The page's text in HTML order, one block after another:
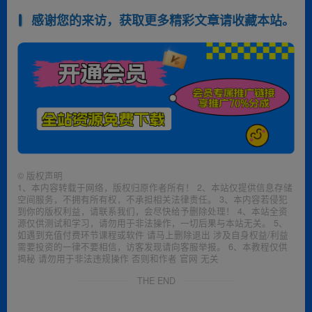
感谢您的来访，获取更多精彩文章请收藏本站。
© 版权声明
1、本内容转载于网络，版权归原作者所有！ 2、本站仅提供信息存储
空间服务，不拥有所有权，不承担相关法律责任。 3、本内容若侵犯
到你的版权利益，请联系我们，会尽快给予删除处理！ 4、本站全资
源仅供测试和学习，请勿用于非法操作，一切后果与本站无关。 5、
如遇到充值付费环节课程或软件 请马上删除退出 涉及自身权益/利益
需要投资的一律不要相信，访客发现请向客服举报。 6、本教程仅供
揭秘 请勿用于非法违规操作 否则和作者 官网 无关
THE END